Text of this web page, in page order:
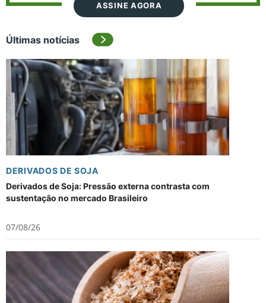
ASSINE AGORA
Últimas notícias
DERIVADOS DE SOJA
Derivados de Soja: Pressão externa contrasta com
sustentação no mercado Brasileiro
07/08/26